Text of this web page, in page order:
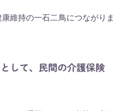
維持の一石二鳥につながりま
して、民間の介護保険